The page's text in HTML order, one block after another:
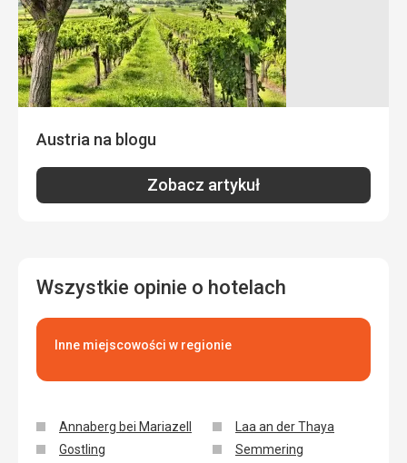
Austria na blogu
Zobacz artykuł
Wszystkie opinie o hotelach
Inne miejscowości w regionie
Annaberg bei Mariazell
Gostling
Laa an der Thaya
Semmering